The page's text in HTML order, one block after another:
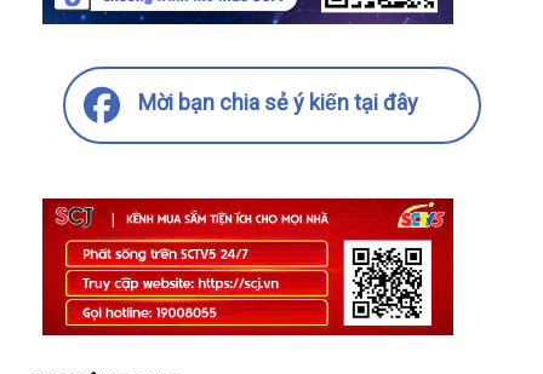
Mời bạn chia sẻ ý kiến tại đây